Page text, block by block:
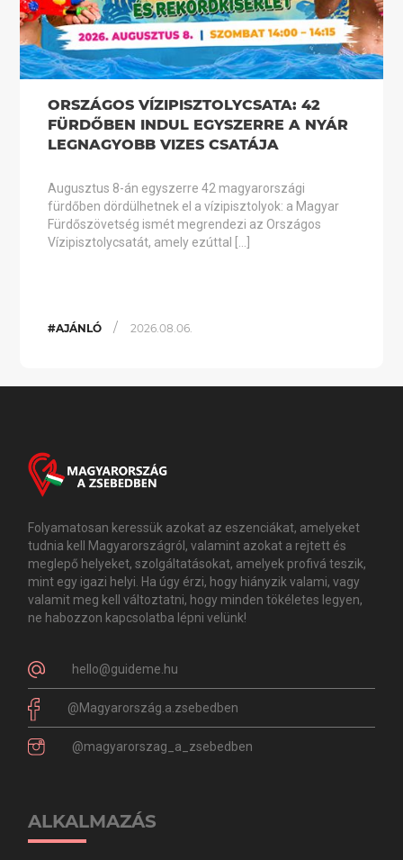
ORSZÁGOS VÍZIPISZTOLYCSATA: 42
FÜRDŐBEN INDUL EGYSZERRE A NYÁR
LEGNAGYOBB VIZES CSATÁJA
Augusztus 8-án egyszerre 42 magyarországi
fürdőben dördülhetnek el a vízipisztolyok: a Magyar
Fürdőszövetség ismét megrendezi az Országos
Vízipisztolycsatát, amely ezúttal […]
#AJÁNLÓ / 2026.08.06.
Folyamatosan keressük azokat az eszenciákat, amelyeket
tudnia kell Magyarországról, valamint azokat a rejtett és
meglepő helyeket, szolgáltatásokat, amelyek profivá teszik,
mint egy igazi helyi. Ha úgy érzi, hogy hiányzik valami, vagy
valamit meg kell változtatni, hogy minden tökéletes legyen,
ne habozzon kapcsolatba lépni velünk!
hello@guideme.hu
@Magyarország.a.zsebedben
@magyarorszag_a_zsebedben
ALKALMAZÁS